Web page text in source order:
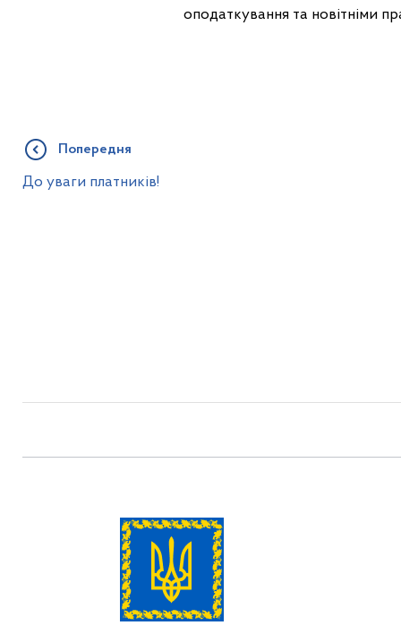
оподаткування та новітніми
Попередня
До уваги платників!